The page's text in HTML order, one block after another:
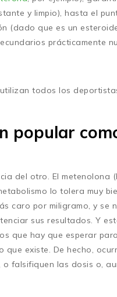
y limpio), hasta el
que es un esteroide
prácticamente
todos los
popular
del otro. El metenolona
lo tolera muy
caro por miligramo, y se
sus resultados. Y
que hay que esperar
existe. De hecho,
falsifiquen las dosis o,